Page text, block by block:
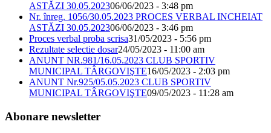
ASTĂZI 30.05.202306/06/2023 - 3:48 pm
Nr. înreg. 1056/30.05.2023 PROCES VERBAL INCHEIAT
ASTĂZI 30.05.202306/06/2023 - 3:46 pm
Proces verbal proba scrisa31/05/2023 - 5:56 pm
Rezultate selectie dosar24/05/2023 - 11:00 am
ANUNT NR.981/16.05.2023 CLUB SPORTIV
MUNICIPAL TÂRGOVIŞTE16/05/2023 - 2:03 pm
ANUNT Nr.925/05.05.2023 CLUB SPORTIV
MUNICIPAL TÂRGOVIŞTE09/05/2023 - 11:28 am
Abonare newsletter